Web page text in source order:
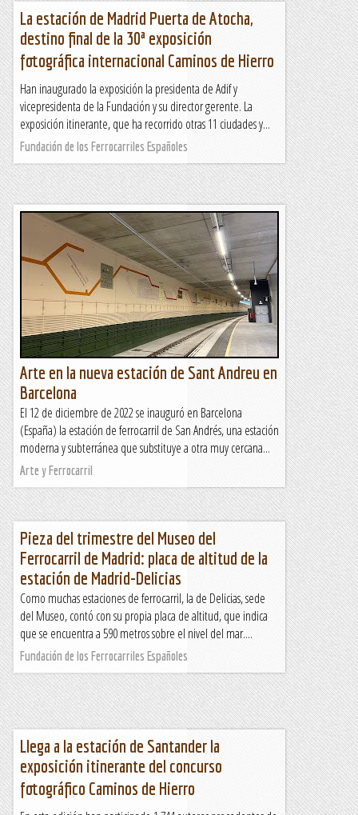
La estación de Madrid Puerta de Atocha,
destino final de la 30ª exposición
fotográfica internacional Caminos de Hierro
Han inaugurado la exposición la presidenta de Adif y
vicepresidenta de la Fundación y su director gerente. La
exposición itinerante, que ha recorrido otras 11 ciudades y...
Fundación de los Ferrocarriles Españoles
Arte en la nueva estación de Sant Andreu en
Barcelona
El 12 de diciembre de 2022 se inauguró en Barcelona
(España) la estación de ferrocarril de San Andrés, una estación
moderna y subterránea que substituye a otra muy cercana...
Arte y Ferrocarril
Pieza del trimestre del Museo del
Ferrocarril de Madrid: placa de altitud de la
estación de Madrid-Delicias
Como muchas estaciones de ferrocarril, la de Delicias, sede
del Museo, contó con su propia placa de altitud, que indica
que se encuentra a 590 metros sobre el nivel del mar....
Fundación de los Ferrocarriles Españoles
Llega a la estación de Santander la
exposición itinerante del concurso
fotográfico Caminos de Hierro